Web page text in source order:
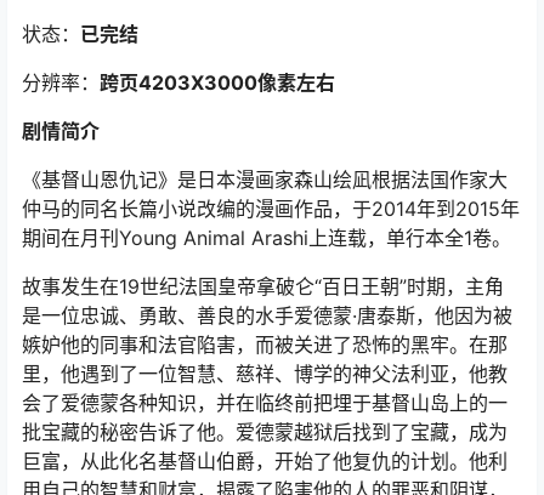
状态： 已完结
分辨率： 跨页4203X3000像素左右
剧情简介
《基督山恩仇记》是日本漫画家森山绘凪根据法国作家大
仲马的同名长篇小说改编的漫画作品，于2014年到2015年
期间在月刊Young Animal Arashi上连载，单行本全1卷。
故事发生在19世纪法国皇帝拿破仑“百日王朝”时期，主角
是一位忠诚、勇敢、善良的水手爱德蒙·唐泰斯，他因为被
嫉妒他的同事和法官陷害，而被关进了恐怖的黑牢。在那
里，他遇到了一位智慧、慈祥、博学的神父法利亚，他教
会了爱德蒙各种知识，并在临终前把埋于基督山岛上的一
批宝藏的秘密告诉了他。爱德蒙越狱后找到了宝藏，成为
巨富，从此化名基督山伯爵，开始了他复仇的计划。他利